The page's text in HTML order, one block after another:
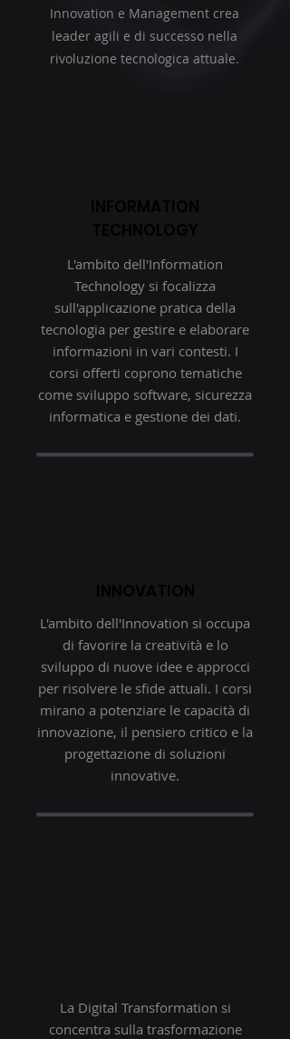
Innovation e Management crea
leader agili e di successo nella
rivoluzione tecnologica attuale.
L'ambito dell'Information
Technology si focalizza
sull'applicazione pratica della
tecnologia per gestire e elaborare
informazioni in vari contesti. I
corsi offerti coprono tematiche
come sviluppo software, sicurezza
informatica e gestione dei dati.
L'ambito dell'Innovation si occupa
di favorire la creatività e lo
sviluppo di nuove idee e approcci
per risolvere le sfide attuali. I corsi
mirano a potenziare le capacità di
innovazione, il pensiero critico e la
progettazione di soluzioni
innovative.
La Digital Transformation si
concentra sulla trasformazione